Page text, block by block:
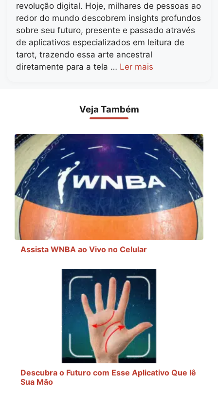
revolução digital. Hoje, milhares de pessoas ao
redor do mundo descobrem insights profundos
sobre seu futuro, presente e passado através
de aplicativos especializados em leitura de
tarot, trazendo essa arte ancestral
diretamente para a tela … Ler mais
Veja Também
Assista WNBA ao Vivo no Celular
Descubra o Futuro com Esse Aplicativo Que lê
Sua Mão